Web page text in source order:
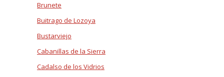
Brunete
Buitrago de Lozoya
Bustarviejo
Cabanillas de la Sierra
Cadalso de los Vidrios